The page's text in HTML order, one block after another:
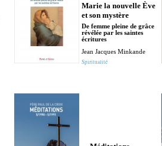
Marie la nouvelle Ève
et son mystère
De femme pleine de grâce
révélée par les saintes
écritures
Jean Jacques Minkande
Spiritualité